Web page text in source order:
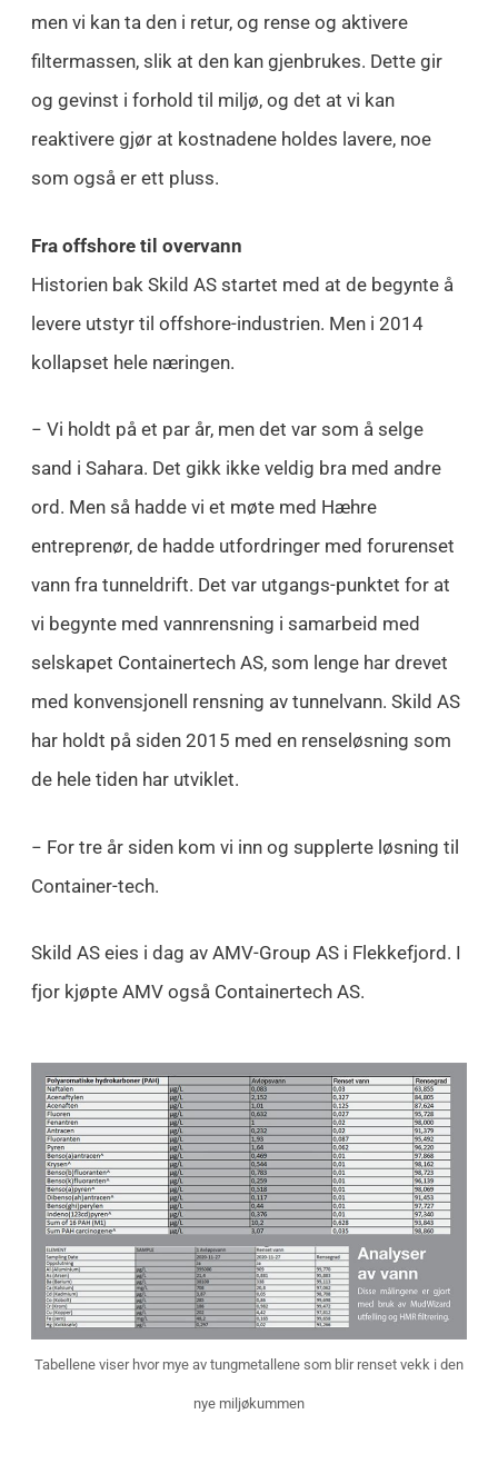
men vi kan ta den i retur, og rense og aktivere
filtermassen, slik at den kan gjenbrukes. Dette gir
og gevinst i forhold til miljø, og det at vi kan
reaktivere gjør at kostnadene holdes lavere, noe
som også er ett pluss.
Fra offshore til overvann
Historien bak Skild AS startet med at de begynte å
levere utstyr til offshore-industrien. Men i 2014
kollapset hele næringen.
− Vi holdt på et par år, men det var som å selge
sand i Sahara. Det gikk ikke veldig bra med andre
ord. Men så hadde vi et møte med Hæhre
entreprenør, de hadde utfordringer med forurenset
vann fra tunneldrift. Det var utgangs-punktet for at
vi begynte med vannrensning i samarbeid med
selskapet Containertech AS, som lenge har drevet
med konvensjonell rensning av tunnelvann. Skild AS
har holdt på siden 2015 med en renseløsning som
de hele tiden har utviklet.
− For tre år siden kom vi inn og supplerte løsning til
Container-tech.
Skild AS eies i dag av AMV-Group AS i Flekkefjord. I
fjor kjøpte AMV også Containertech AS.
Tabellene viser hvor mye av tungmetallene som blir renset vekk i den
nye miljøkummen